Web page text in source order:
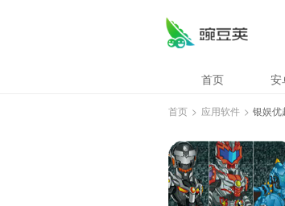
首页 安
首页 > 应用软件 > 银娱优